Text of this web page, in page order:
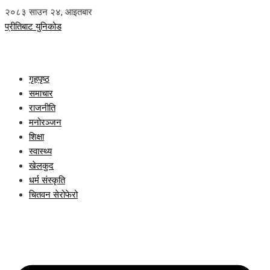
२०८३ साउन २४, आइतबार
प्रीतिबाट युनिकोड
गृहपृष्ठ
समाचार
राजनीति
मनोरञ्जन
शिक्षा
स्वास्थ्य
खेलकुद
धर्म संस्कृति
चितवन सेरोफेरो